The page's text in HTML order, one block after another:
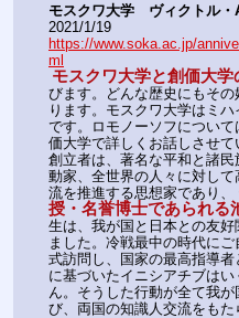
モスクワ大学　ヴィクトル
2021/1/19
https://www.soka.ac.jp/
ml
モスクワ大学と創価大学
びます。どんな歴史にもそ
ります。モスクワ大学はミ
です。ロモノーソフについ
価大学で詳しくお話しさせ
創立者は、著名な平和と諸
動家、全世界の人々に対し
流を推進する思想家であり、
授・名誉博士であられる
生は、我が国と日本との友
ました。冷戦最中の時代に
式訪問し、国家の最高指導
に基づいたイニシアチブは
ん。そうした行動が全て我
び、両国の知識人交流をもた